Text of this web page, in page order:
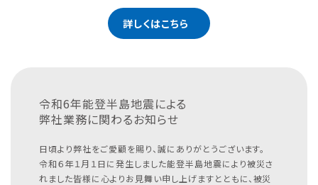
詳しくはこちら
令和6年能登半島地震による
弊社業務に関わるお知らせ
日頃より弊社をご愛顧を賜り、誠にありがとうございます。
令和６年１月１日に発生しました能登半島地震により被災さ
れました皆様に心よりお見舞い申し上げますとともに、被災